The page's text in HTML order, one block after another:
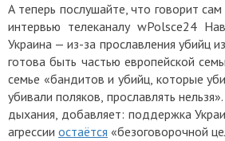
А теперь послушайте, что говорит
интервью телеканалу wPolsce24
Украина — из-за прославления убийц
готова быть частью европейской
семье «бандитов и убийц, которые
убивали поляков, прославлять
дыхания, добавляет: поддержка
агрессии остаётся «безоговорочной